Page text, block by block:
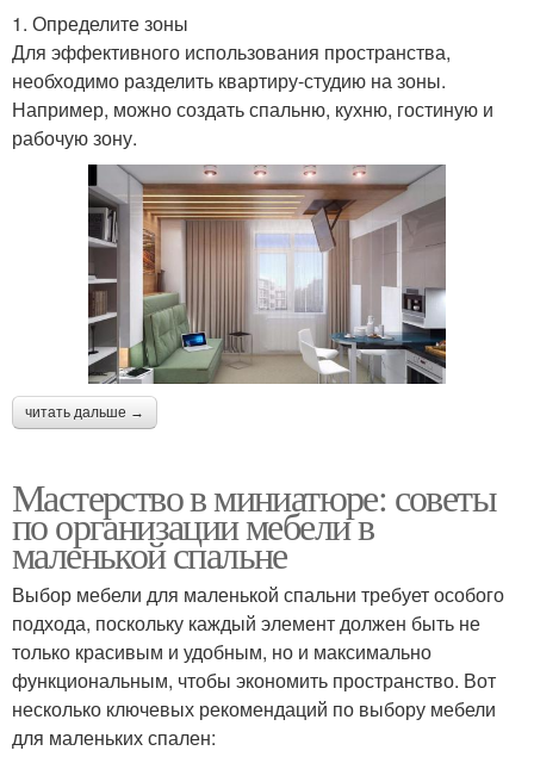
1. Определите зоны
Для эффективного использования пространства,
необходимо разделить квартиру-студию на зоны.
Например, можно создать спальню, кухню, гостиную и
рабочую зону.
читать дальше →
Мастерство в миниатюре: советы
по организации мебели в
маленькой спальне
Выбор мебели для маленькой спальни требует особого
подхода, поскольку каждый элемент должен быть не
только красивым и удобным, но и максимально
функциональным, чтобы экономить пространство. Вот
несколько ключевых рекомендаций по выбору мебели
для маленьких спален: